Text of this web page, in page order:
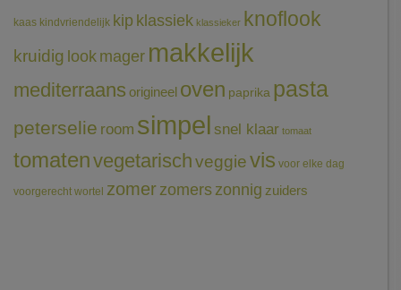
kaas kindvriendelijk kip klassiek klassieker knoflook
kruidig look mager makkelijk
mediterraans origineel oven paprika pasta
peterselie room simpel snel klaar tomaat
tomatenvegetarischveggievis voor elke dag
voorgerecht wortel zomerzomerszonnig zuiders